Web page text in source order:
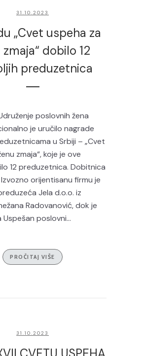
31.10.2023
„Cvet uspeha za
dobilo 12
preduzetnica
poslovnih žena
je uručilo nagrade
u Srbiji – „Cvet
zmaja“, koje je ove
12 preduzetnica. Dobitnica
orijentisanu firmu je
Jela d.o.o. iz
Radovanović, dok je
poslovni...
PROČITAJ VIŠE
31.10.2023